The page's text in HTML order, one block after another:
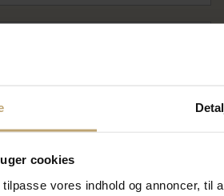
cookies
vores indhold og annoncer, til